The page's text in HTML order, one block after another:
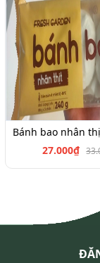
27.000₫